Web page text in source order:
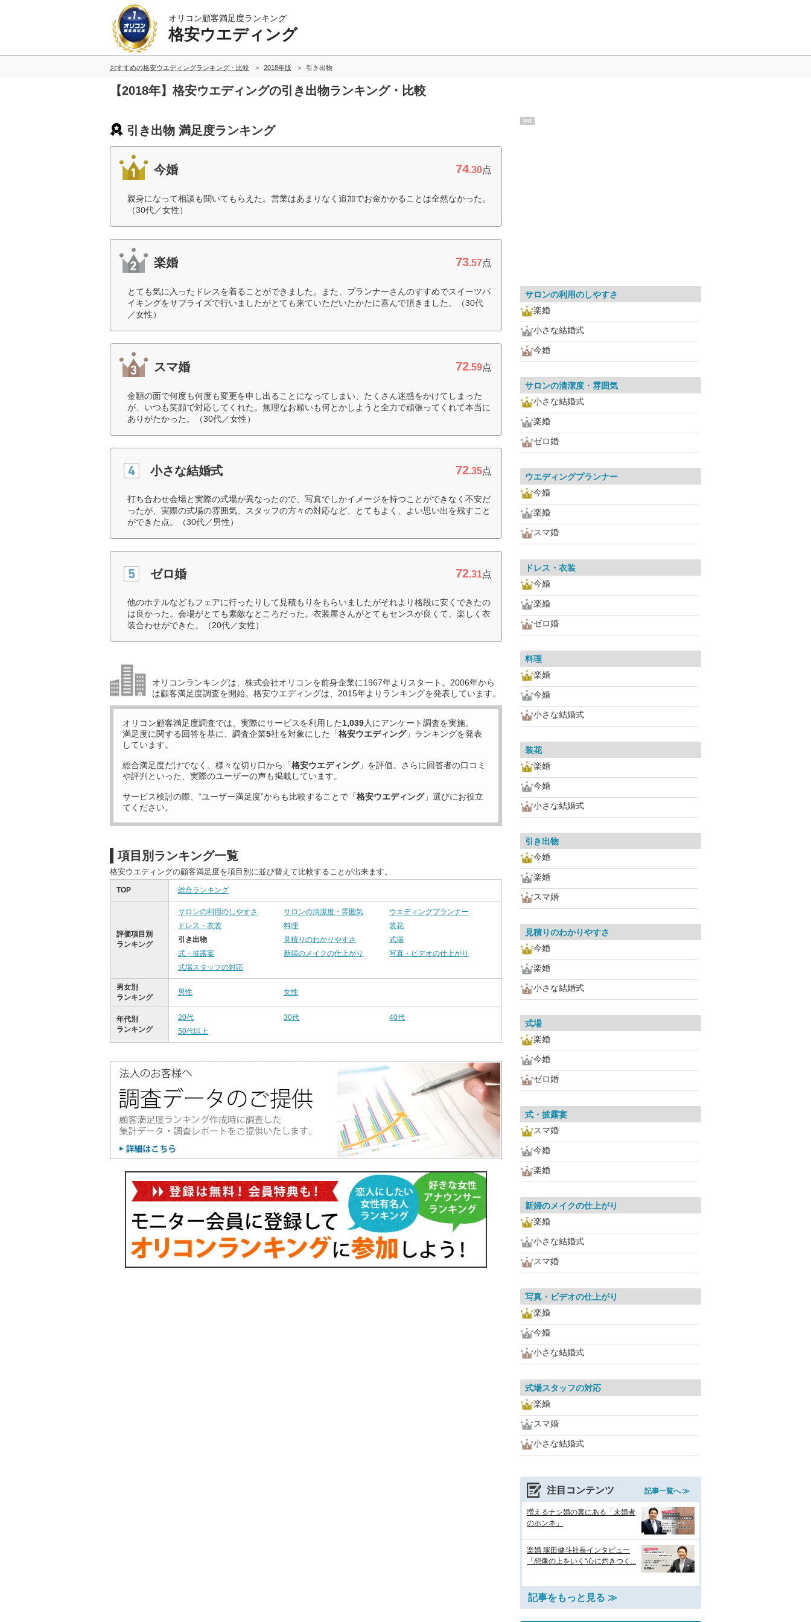
オリコン顧客満足度ランキング
格安ウエディング
おすすめの格安ウエディングランキング・比較 2018年版 引き出物
【2018年】格安ウエディングの引き出物ランキング・比較
引き出物 満足度ランキング
今婚 74.30点
親身になって相談も聞いてもらえた。営業はあまりなく追加でお金かかることは全然なかった。
（30代／女性）
楽婚 73.57点
とても気に入ったドレスを着ることができました。また、プランナーさんのすすめでスイーツバ
イキングをサプライズで行いましたがとても来ていただいたかたに喜んで頂きました。（30代
／女性）
スマ婚 72.59点
金額の面で何度も何度も変更を申し出ることになってしまい、たくさん迷惑をかけてしまった
が、いつも笑顔で対応してくれた。無理なお願いも何とかしようと全力で頑張ってくれて本当に
ありがたかった。（30代／女性）
小さな結婚式 72.35点
打ち合わせ会場と実際の式場が異なったので、写真でしかイメージを持つことができなく不安だ
ったが、実際の式場の雰囲気、スタッフの方々の対応など、とてもよく、よい思い出を残すこと
ができた点。（30代／男性）
ゼロ婚 72.31点
他のホテルなどもフェアに行ったりして見積もりをもらいましたがそれより格段に安くできたの
は良かった。会場がとても素敵なところだった。衣装屋さんがとてもセンスが良くて、楽しく衣
装合わせができた。（20代／女性）
オリコンランキングは、株式会社オリコンを前身企業に1967年よりスタート。2006年から
は顧客満足度調査を開始。格安ウエディングは、2015年よりランキングを発表しています。
オリコン顧客満足度調査では、実際にサービスを利用した1,039人にアンケート調査を実施。
満足度に関する回答を基に、調査企業5社を対象にした「格安ウエディング」ランキングを発表
しています。
総合満足度だけでなく、様々な切り口から「格安ウエディング」を評価。さらに回答者の口コミ
や評判といった、実際のユーザーの声も掲載しています。
サービス検討の際、“ユーザー満足度”からも比較することで「格安ウエディング」選びにお役立
てください。
項目別ランキング一覧
格安ウエディングの顧客満足度を項目別に並び替えて比較することが出来ます。
TOP 総合ランキング
評価項目別
ランキング
サロンの利用のしやすさ サロンの清潔度・雰囲気
ウエディングプランナー
ドレス・衣装
料理
装花
引き出物
見積りのわかりやすさ
式場
式・披露宴
新婦のメイクの仕上がり
写真・ビデオの仕上がり
式場スタッフの対応
男女別
ランキング
男性 女性
年代別
ランキング
20代 30代
40代
50代以上
PR
サロンの利用のしやすさ
楽婚
小さな結婚式
今婚
サロンの清潔度・雰囲気
小さな結婚式
楽婚
ゼロ婚
ウエディングプランナー
今婚
楽婚
スマ婚
ドレス・衣装
今婚
楽婚
ゼロ婚
料理
楽婚
今婚
小さな結婚式
装花
楽婚
今婚
小さな結婚式
引き出物
今婚
楽婚
スマ婚
見積りのわかりやすさ
今婚
楽婚
小さな結婚式
式場
楽婚
今婚
ゼロ婚
式・披露宴
スマ婚
今婚
楽婚
新婦のメイクの仕上がり
楽婚
小さな結婚式
スマ婚
写真・ビデオの仕上がり
楽婚
今婚
小さな結婚式
式場スタッフの対応
楽婚
スマ婚
小さな結婚式
注目コンテンツ 記事一覧へ ≫
増えるナシ婚の裏にある「未婚者
のホンネ」
楽婚 塚田健斗社長インタビュー
「想像の上をいく“心に灼きつく...
記事をもっと見る ≫